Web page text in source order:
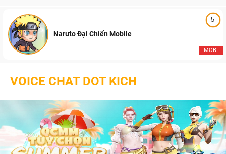
5
MOBI
Naruto Đại Chiến Mobile
VOICE CHAT DOT KICH